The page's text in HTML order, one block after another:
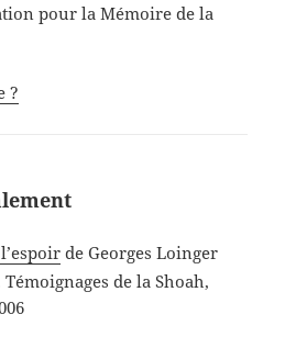
pour la Mémoire de la
?
de Georges Loinger
de la Shoah,